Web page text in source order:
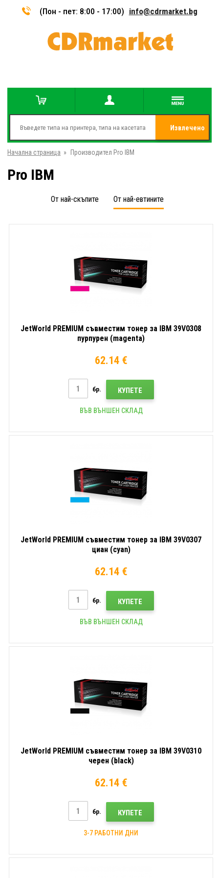
(Пон - пет: 8:00 - 17:00) info@cdrmarket.bg
Извлечено
Начална страница » Производител Pro IBM
Pro IBM
От най-скъпите От най-евтините
JetWorld PREMIUM съвместим тонер за IBM 39V0308
пурпурен (magenta)
62.14 €
бр. КУПЕТЕ
ВЪВ ВЪНШЕН СКЛАД
JetWorld PREMIUM съвместим тонер за IBM 39V0307
циан (cyan)
62.14 €
бр. КУПЕТЕ
ВЪВ ВЪНШЕН СКЛАД
JetWorld PREMIUM съвместим тонер за IBM 39V0310
черен (black)
62.14 €
бр. КУПЕТЕ
3-7 РАБОТНИ ДНИ